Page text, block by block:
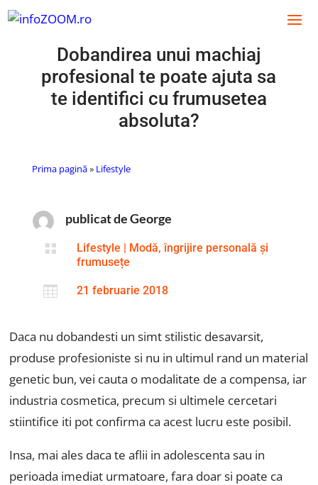
Dobandirea unui machiaj
profesional te poate ajuta sa
te identifici cu frumusetea
absoluta?
Prima pagină» Lifestyle
publicat de George
 Lifestyle | Modă, îngrijire personală și
frumusețe
 21 februarie 2018
Daca nu dobandesti un simt stilistic desavarsit,
produse profesioniste si nu in ultimul rand un material
genetic bun, vei cauta o modalitate de a compensa, iar
industria cosmetica, precum si ultimele cercetari
stiintifice iti pot confirma ca acest lucru este posibil.
Insa, mai ales daca te aflii in adolescenta sau in
perioada imediat urmatoare, fara doar si poate ca